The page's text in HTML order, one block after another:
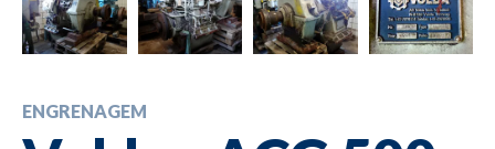
ENGRENAGEM